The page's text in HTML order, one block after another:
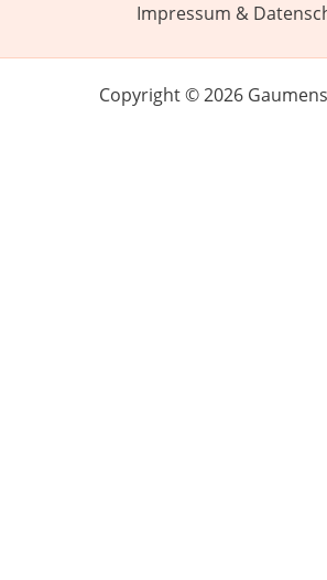
Impressum &
Copyright © 2026